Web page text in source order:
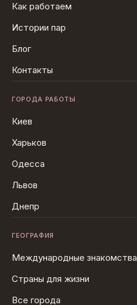
Как работаем
Истории пар
Блог
Контакты
ГОРОДА РАБОТЫ
Киев
Харьков
Одесса
Львов
Днепр
ГЕОГРАФИЯ
Международные знакомства
Страны для жизни
Все города